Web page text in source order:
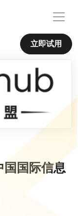
立即试用
国际信息